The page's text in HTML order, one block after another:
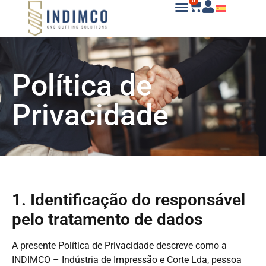
Política de
Privacidade
1. Identificação do responsável
pelo tratamento de dados
A presente Política de Privacidade descreve como a
INDIMCO – Indústria de Impressão e Corte Lda, pessoa